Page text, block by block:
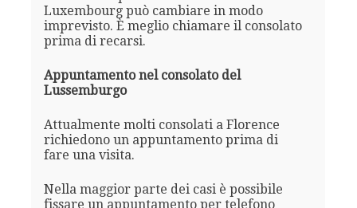
Luxembourg può cambiare in modo
imprevisto. È meglio chiamare il consolato
prima di recarsi.
Appuntamento nel consolato del
Lussemburgo
Attualmente molti consolati a Florence
richiedono un appuntamento prima di
fare una visita.
Nella maggior parte dei casi è possibile
fissare un appuntamento per telefono